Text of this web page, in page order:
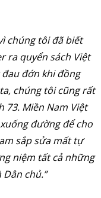
chúng tôi đã biết
ra quyển sách Việt
đớn khi đồng
chúng tôi cũng rất
73. Miền Nam Việt
đường để cho
sắp sửa mất tự
niệm tất cả những
chủ.”